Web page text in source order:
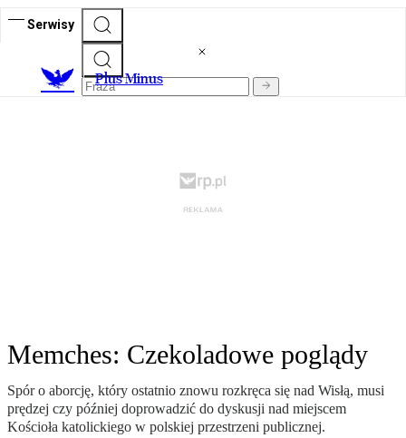
Serwisy
Plus Minus
Memches: Czekoladowe poglądy
Spór o aborcję, który ostatnio znowu rozkręca się nad Wisłą, musi
prędzej czy później doprowadzić do dyskusji nad miejscem
Kościoła katolickiego w polskiej przestrzeni publicznej.